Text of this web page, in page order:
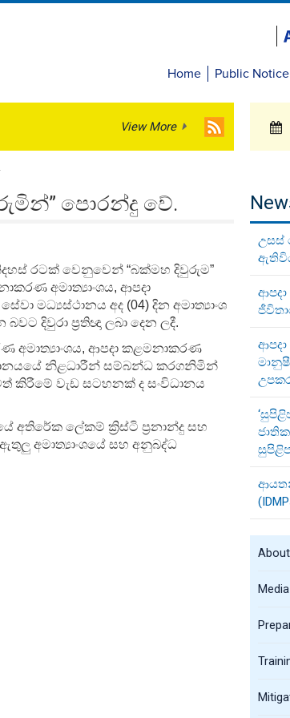
Home Public Notice
View More
පොරන්දු වේ.
රටක් වෙනුවෙන්“බක්මහ දිවුරුම”
අමාත්‍යාංශය, ආපදා
මධ්‍යස්ථානය අද (04) දින අමාත්‍යාංශ
දිවුරා ප්‍රතිඥා ලබා දෙන ලදී.
අමාත්‍යාංශය, ආපදා කළමනාකරණ
නිළධාරීන් සම්බන්ධ කරගනිමින්
කිරීමේ වැඩ සටහනක් ද සංවිධානය
අතිරේක ලේකම් ක්‍රිස්ටි ප්‍රනාන්දු සහ
අමාත්‍යාංශයේ සහ අනුබද්ධ
උසස්
Media